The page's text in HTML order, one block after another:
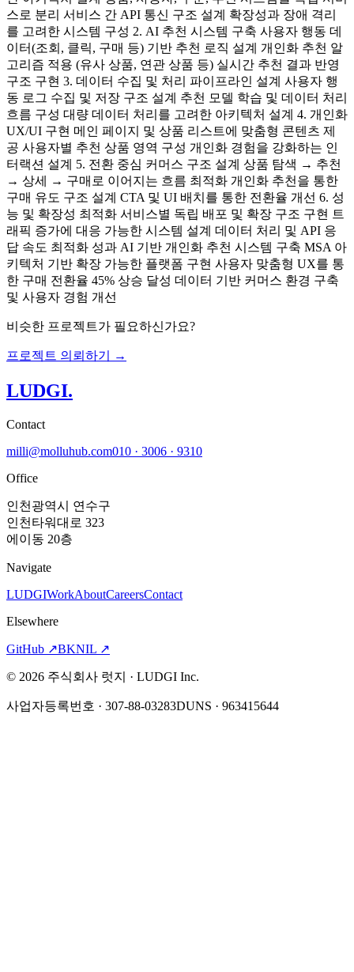
스로 분리 서비스 간 API 통신 구조 설계 확장성과 장애 격리
를 고려한 시스템 구성 2. AI 추천 시스템 구축 사용자 행동 데
이터(조회, 클릭, 구매 등) 기반 추천 로직 설계 개인화 추천 알
고리즘 적용 (유사 상품, 연관 상품 등) 실시간 추천 결과 반영
구조 구현 3. 데이터 수집 및 처리 파이프라인 설계 사용자 행
동 로그 수집 및 저장 구조 설계 추천 모델 학습 및 데이터 처리
흐름 구성 대량 데이터 처리를 고려한 아키텍처 설계 4. 개인화
UX/UI 구현 메인 페이지 및 상품 리스트에 맞춤형 콘텐츠 제
공 사용자별 추천 상품 영역 구성 개인화 경험을 강화하는 인
터랙션 설계 5. 전환 중심 커머스 구조 설계 상품 탐색 → 추천
→ 상세 → 구매로 이어지는 흐름 최적화 개인화 추천을 통한
구매 유도 구조 설계 CTA 및 UI 배치를 통한 전환율 개선 6. 성
능 및 확장성 최적화 서비스별 독립 배포 및 확장 구조 구현 트
래픽 증가에 대응 가능한 시스템 설계 데이터 처리 및 API 응
답 속도 최적화 성과 AI 기반 개인화 추천 시스템 구축 MSA 아
키텍처 기반 확장 가능한 플랫폼 구현 사용자 맞춤형 UX를 통
한 구매 전환율 45% 상승 달성 데이터 기반 커머스 환경 구축
및 사용자 경험 개선
비슷한 프로젝트가 필요하신가요?
프로젝트 의뢰하기 →
LUDGI.
Contact
milli@molluhub.com010 · 3006 · 9310
Office
인천광역시 연수구
인천타워대로 323
에이동 20층
Navigate
LUDGIWorkAboutCareersContact
Elsewhere
GitHub ↗BKNIL ↗
© 2026 주식회사 럿지 · LUDGI Inc.
사업자등록번호 · 307-88-03283DUNS · 963415644